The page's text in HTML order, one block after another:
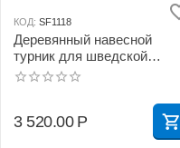
КОД: SF1118
Деревянный навесной
турник для шведской
стенки
3 520.00 Р